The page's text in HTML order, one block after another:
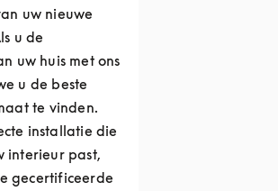
uw nieuwe
u de
uw huis met ons
u de beste
te vinden.
installatie die
interieur past,
gecertificeerde